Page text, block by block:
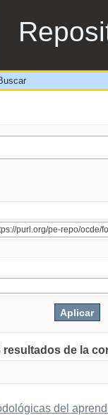
de la
del